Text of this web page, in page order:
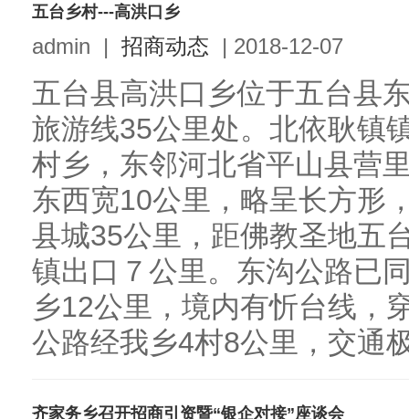
五台乡村---高洪口乡
admin | 招商动态 | 2018-12-07
五台县高洪口乡位于五台县
旅游线35公里处。北依耿镇
村乡，东邻河北省平山县营
东西宽10公里，略呈长方形
县城35公里，距佛教圣地五
镇出口７公里。东沟公路已
乡12公里，境内有忻台线，
公路经我乡4村8公里，交通
齐家务乡召开招商引资暨“银企对接”座谈会